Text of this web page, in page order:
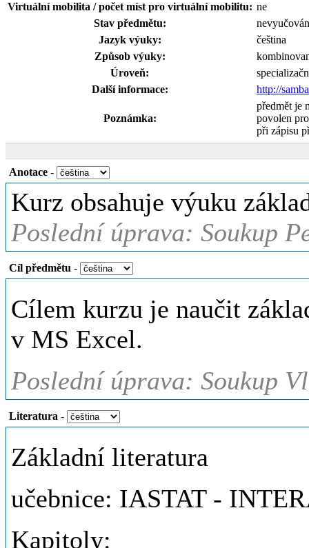
Virtuální mobilita / počet míst pro virtuální mobilitu: ne
Stav předmětu:
nevyučován
Jazyk výuky:
čeština
Způsob výuky:
Úroveň:
Další informace:
http://
Poznámka:
předmět je
povolen
při zápisu
Anotace -
Kurz obsahuje výuku
Poslední úprava: Soukup
Cíl předmětu -
Cílem kurzu je naučit
v MS Excel.
Poslední úprava: Soukup
Literatura -
Základní literatura
učebnice: IASTAT -
Kapitoly: